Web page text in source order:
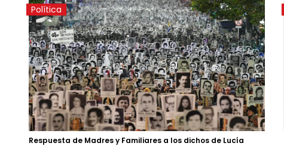
Política
Respuesta de Madres y Familiares a los dichos de Lucía